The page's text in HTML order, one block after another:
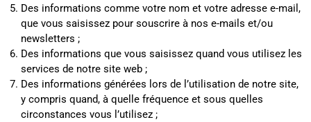
Des informations comme votre nom et votre adresse e-mail,
que vous saisissez pour souscrire à nos e-mails et/ou
newsletters ;
Des informations que vous saisissez quand vous utilisez les
services de notre site web ;
Des informations générées lors de l’utilisation de notre site,
y compris quand, à quelle fréquence et sous quelles
circonstances vous l’utilisez ;